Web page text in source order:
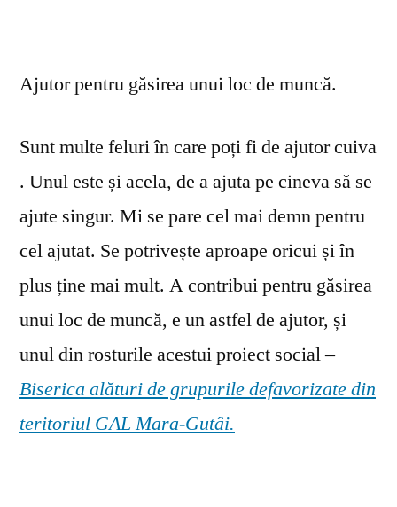
Ajutor pentru găsirea unui loc de muncă.
Sunt multe feluri în care poți fi de ajutor cuiva
. Unul este și acela, de a ajuta pe cineva să se
ajute singur. Mi se pare cel mai demn pentru
cel ajutat. Se potrivește aproape oricui și în
plus ține mai mult. A contribui pentru găsirea
unui loc de muncă, e un astfel de ajutor, și
unul din rosturile acestui proiect social –
Biserica alături de grupurile defavorizate din
teritoriul GAL Mara-Gutâi.